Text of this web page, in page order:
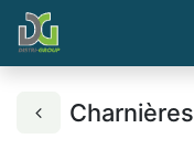
Charnières